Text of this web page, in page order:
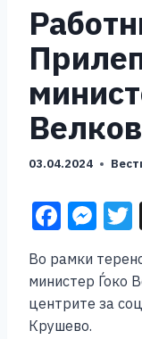
03.04.2024
F
c
e
b
M
ss
e
Во рамки
министер Ѓоко
центрите за
Крушево.